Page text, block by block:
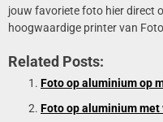
jouw favoriete foto hier direct
hoogwaardige printer van
Related Posts:
Foto op aluminium op
Foto op aluminium